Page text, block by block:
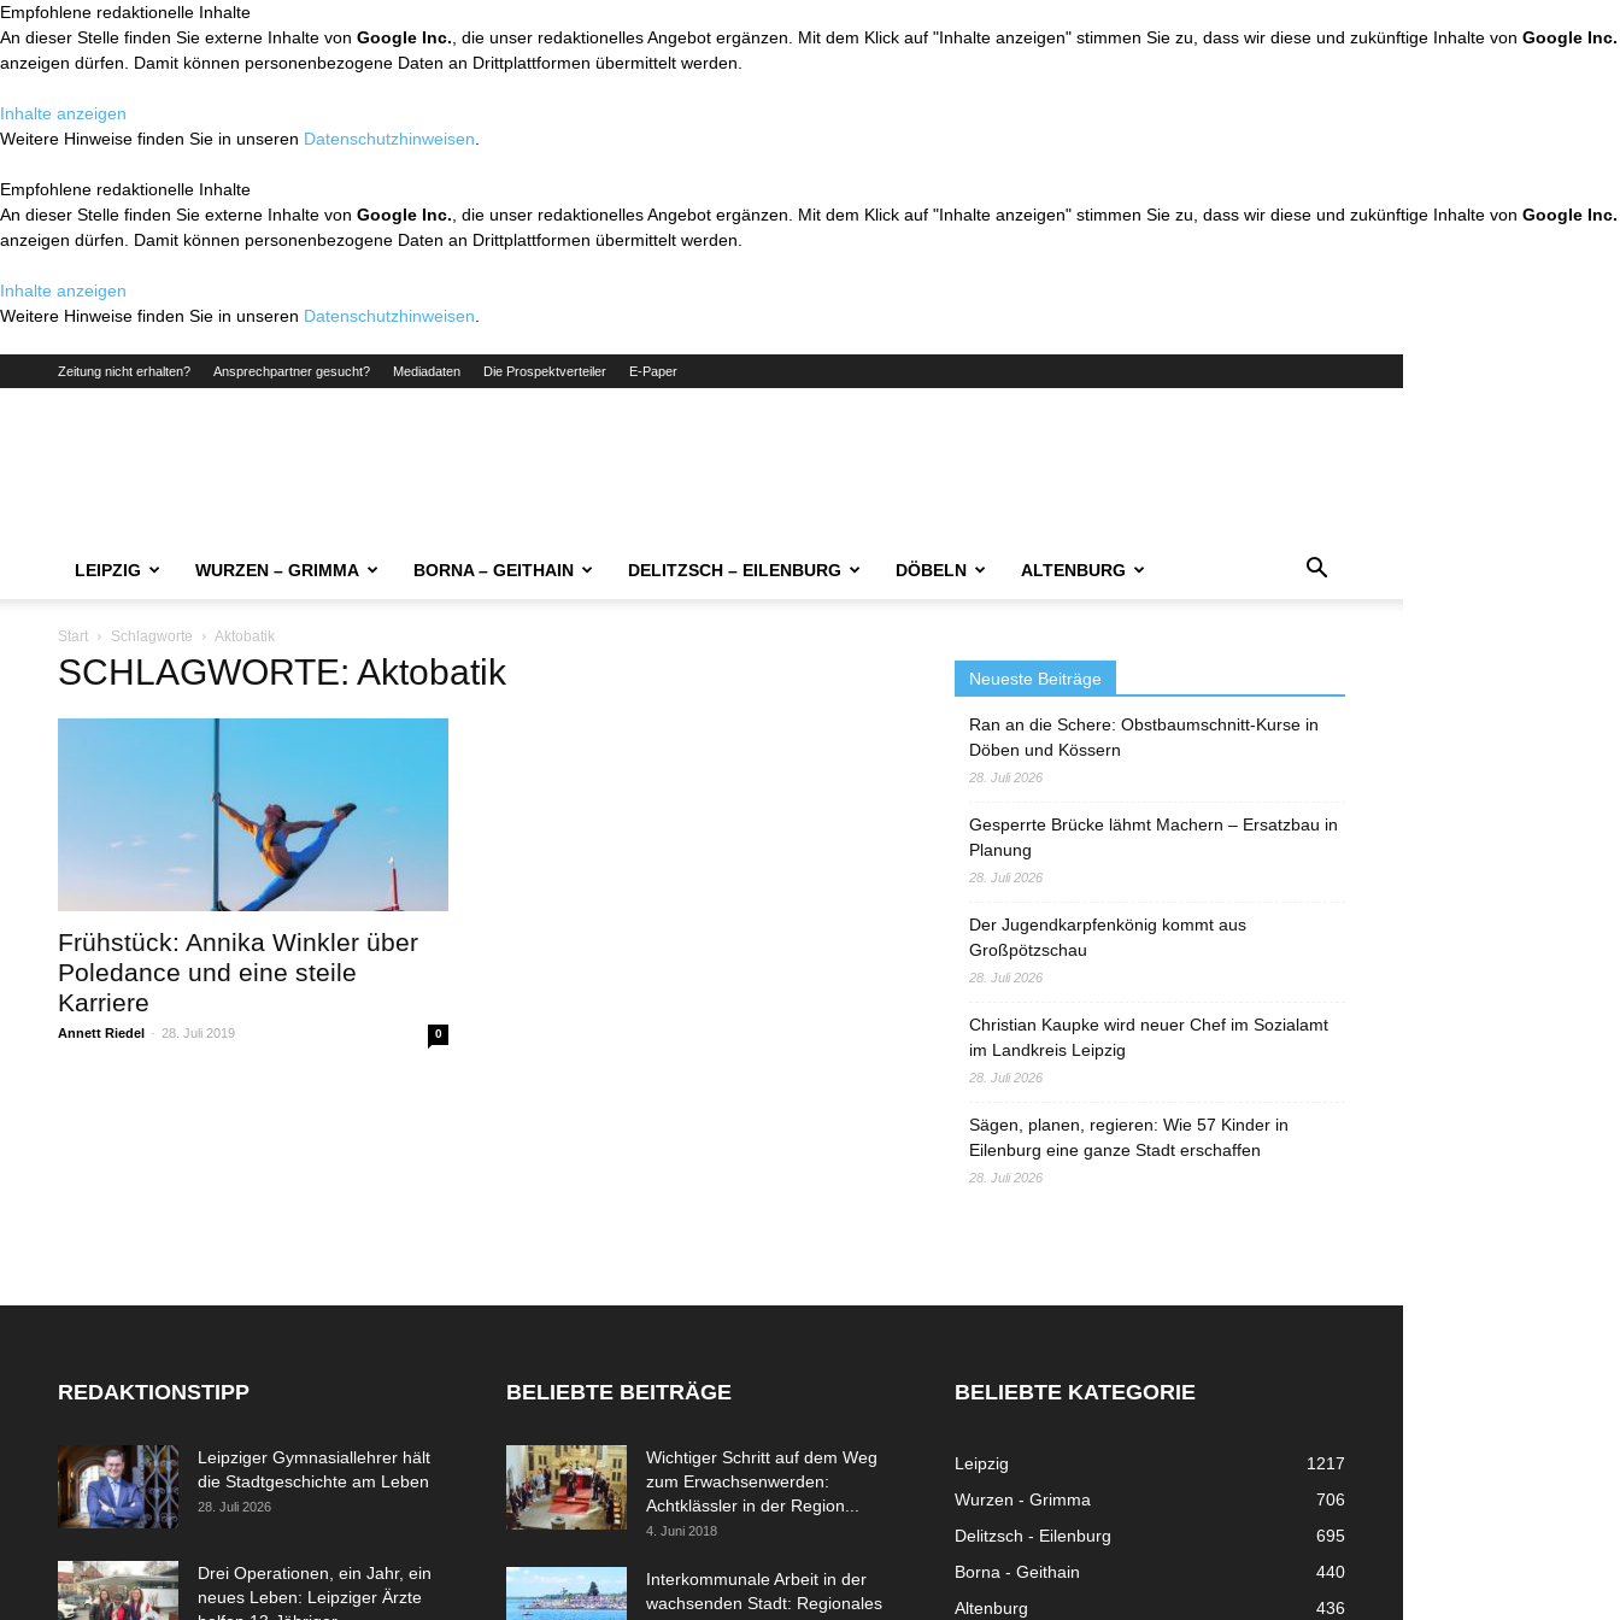
Empfohlene redaktionelle Inhalte
An dieser Stelle finden Sie externe Inhalte von Google Inc. , die unser redaktionelles Angebot ergänzen. Mit dem Klick auf "Inhalte anzeigen" stimmen Sie zu, dass wir diese und zukünftige Inhalte von Google Inc.
anzeigen dürfen. Damit können personenbezogene Daten an Drittplattformen übermittelt werden.
Inhalte anzeigen
Weitere Hinweise finden Sie in unseren Datenschutzhinweisen
Empfohlene redaktionelle Inhalte
An dieser Stelle finden Sie externe Inhalte von Google Inc. , die unser redaktionelles Angebot ergänzen. Mit dem Klick auf "Inhalte anzeigen" stimmen Sie zu, dass wir diese und zukünftige Inhalte von Google Inc.
anzeigen dürfen. Damit können personenbezogene Daten an Drittplattformen übermittelt werden.
Inhalte anzeigen
Weitere Hinweise finden Sie in unseren Datenschutzhinweisen
Zeitung nicht erhalten? Ansprechpartner gesucht? Mediadaten Die Prospektverteiler E-Paper
LEIPZIG WURZEN – GRIMMA BORNA – GEITHAIN DELITZSCH – EILENBURG DÖBELN ALTENBURG
Start Schlagworte Aktobatik
SCHLAGWORTE: Aktobatik
Frühstück: Annika Winkler über
Poledance und eine steile
Karriere
Annett Riedel - 28. Juli 2019 0
Neueste Beiträge
Ran an die Schere: Obstbaumschnitt-Kurse in
Döben und Kössern
28. Juli 2026
Gesperrte Brücke lähmt Machern – Ersatzbau in
Planung
28. Juli 2026
Der Jugendkarpfenkönig kommt aus
Großpötzschau
28. Juli 2026
Christian Kaupke wird neuer Chef im Sozialamt
im Landkreis Leipzig
28. Juli 2026
Sägen, planen, regieren: Wie 57 Kinder in
Eilenburg eine ganze Stadt erschaffen
28. Juli 2026
REDAKTIONSTIPP
Leipziger Gymnasiallehrer hält
die Stadtgeschichte am Leben
28. Juli 2026
Drei Operationen, ein Jahr, ein
neues Leben: Leipziger Ärzte
BELIEBTE BEITRÄGE
Wichtiger Schritt auf dem Weg
zum Erwachsenwerden:
Achtklässler in der Region...
4. Juni 2018
Interkommunale Arbeit in der
wachsenden Stadt: Regionales
BELIEBTE KATEGORIE
Leipzig
1217
Wurzen - Grimma
706
Delitzsch - Eilenburg
695
Borna - Geithain
440
Altenburg
436